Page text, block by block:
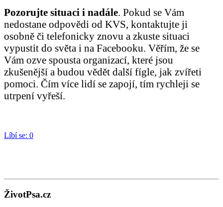
Pozorujte situaci i nadále. Pokud se Vám
nedostane odpovědi od KVS, kontaktujte ji
osobně či telefonicky znovu a zkuste situaci
vypustit do světa i na Facebooku. Věřím, že se
Vám ozve spousta organizací, které jsou
zkušenější a budou vědět další fígle, jak zvířeti
pomoci. Čím více lidí se zapojí, tím rychleji se
utrpení vyřeší.
Líbí se: 0
ŽivotPsa.cz